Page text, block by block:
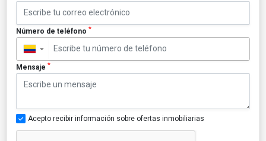
Número de teléfono *
▼
Mensaje *
Acepto recibir información sobre ofertas inmobiliarias